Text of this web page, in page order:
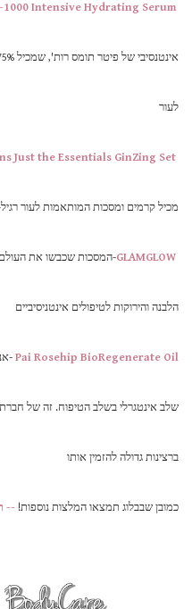
1000 Intensive Hydrating Serum
לעור
Just the Essentials GinZing Set
מכיל קרמים ומסכות המותאמות לעור
GLAMGLOW-המסכות שכבשו את
הלבנה והירוקות לטיפולים אינטניסיביים
Pai Rosehip BioRegenerate Oil
-
שלב אינטגרלי בשלב הטיפוח. זה של
ברצינות גדולה להזמין אותו
כמובן שבבלוג תמצאו המלצות נוספות! --